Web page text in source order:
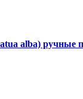
alba) ручные